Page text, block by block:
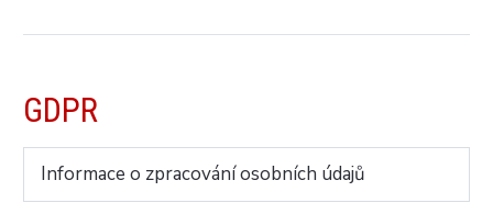
GDPR
Informace o zpracování osobních údajů